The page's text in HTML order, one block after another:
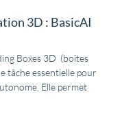
3D : BasicAI
Boxes 3D (boîtes
tâche essentielle pour
Elle permet